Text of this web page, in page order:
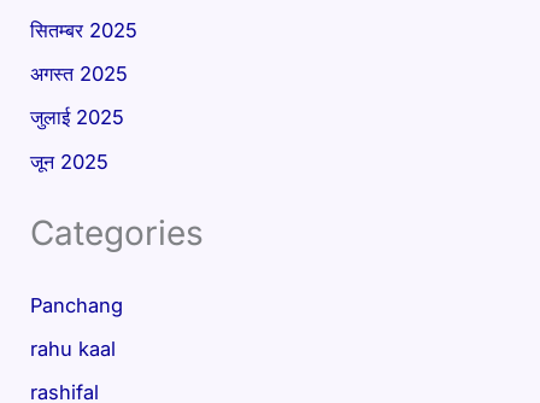
सितम्बर 2025
अगस्त 2025
जुलाई 2025
जून 2025
Categories
Panchang
rahu kaal
rashifal